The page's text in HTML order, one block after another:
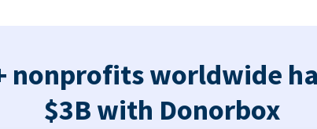
nonprofits worldwide
$3B with Donorbox